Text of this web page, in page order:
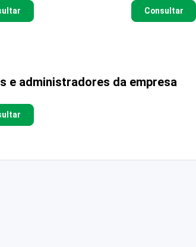
Consultar
e administradores da empresa